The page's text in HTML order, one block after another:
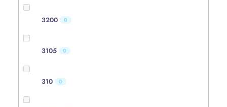
3200 0
3105 0
310 0